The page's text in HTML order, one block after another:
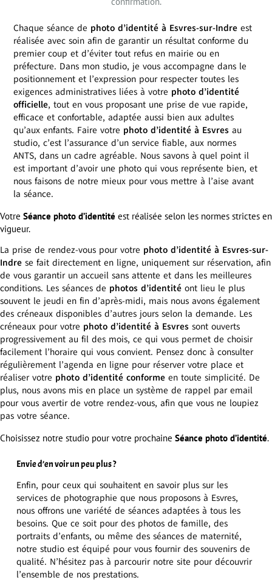
Chaque séance de photo d’identité à Esvres-sur-Indre est
réalisée avec soin afin de garantir un résultat conforme du
premier coup et d’éviter tout refus en mairie ou en
préfecture. Dans mon studio, je vous accompagne dans le
positionnement et l’expression pour respecter toutes les
exigences administratives liées à votre photo d’identité
officielle, tout en vous proposant une prise de vue rapide,
efficace et confortable, adaptée aussi bien aux adultes
qu’aux enfants. Faire votre photo d’identité à Esvres au
studio, c’est l’assurance d’un service fiable, aux normes
ANTS, dans un cadre agréable. Nous savons à quel point il
est important d’avoir une photo qui vous représente bien, et
nous faisons de notre mieux pour vous mettre à l’aise avant
la séance.
Votre Séance photo d’identité est réalisée selon les normes strictes en
vigueur.
La prise de rendez-vous pour votre photo d’identité à Esvres-sur-
Indre se fait directement en ligne, uniquement sur réservation, afin
de vous garantir un accueil sans attente et dans les meilleures
conditions. Les séances de photos d’identité ont lieu le plus
souvent le jeudi en fin d’après-midi, mais nous avons également
des créneaux disponibles d’autres jours selon la demande. Les
créneaux pour votre photo d’identité à Esvres sont ouverts
progressivement au fil des mois, ce qui vous permet de choisir
facilement l’horaire qui vous convient. Pensez donc à consulter
régulièrement l’agenda en ligne pour réserver votre place et
réaliser votre photo d’identité conforme en toute simplicité. De
plus, nous avons mis en place un système de rappel par email
pour vous avertir de votre rendez-vous, afin que vous ne loupiez
pas votre séance.
Choisissez notre studio pour votre prochaine Séance photo d’identité.
Envie d’en voir un peu plus ?
Enfin, pour ceux qui souhaitent en savoir plus sur les
services de photographie que nous proposons à Esvres,
nous offrons une variété de séances adaptées à tous les
besoins. Que ce soit pour des photos de famille, des
portraits d’enfants, ou même des séances de maternité,
notre studio est équipé pour vous fournir des souvenirs de
qualité. N’hésitez pas à parcourir notre site pour découvrir
l’ensemble de nos prestations.